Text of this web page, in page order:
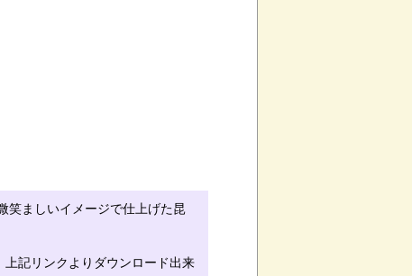
笑ましいイメージで仕上げた昆
上記リンクよりダウンロード出来